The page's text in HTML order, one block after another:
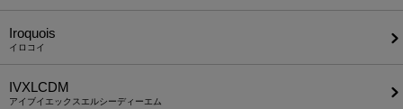
Iroquois
イロコイ
IVXLCDM
アイブイエックスエルシーディーエム